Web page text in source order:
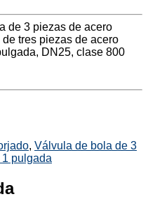
de 3 piezas de acero
tres piezas de acero
DN25, clase 800
, Válvula de bola de 3
pulgada